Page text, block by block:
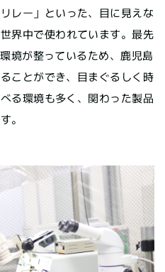
レー」といった、目に見えな
界中で使われています。最先
境が整っているため、鹿児島
ことができ、目まぐるしく時
る環境も多く、関わった製品
。